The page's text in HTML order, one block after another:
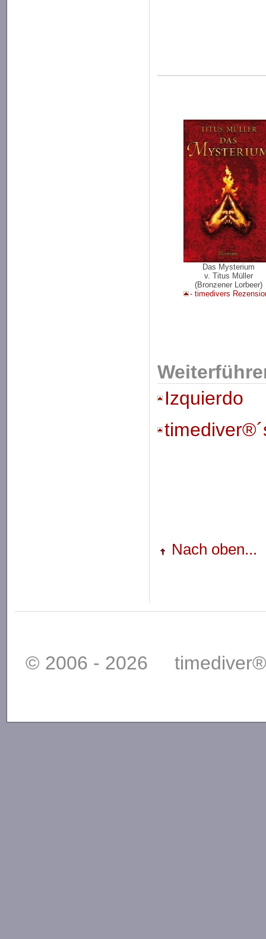
Das Mysterium
v. Titus Müller
(Bronzener Lorbeer)
- timedivers
Izquierdo
Nach oben...
© 2006 - 2026